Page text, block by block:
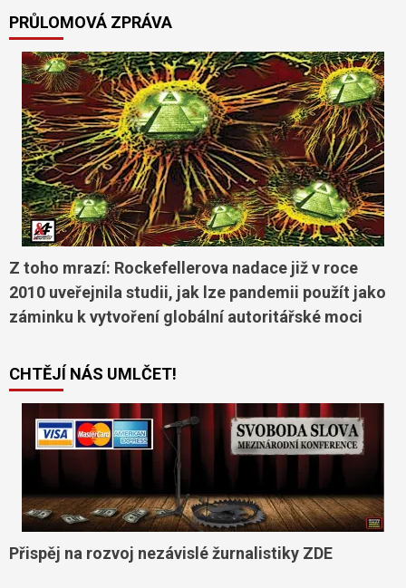
PRŮLOMOVÁ ZPRÁVA
Z toho mrazí: Rockefellerova nadace již v roce
2010 uveřejnila studii, jak lze pandemii použít jako
záminku k vytvoření globální autoritářské moci
CHTĚJÍ NÁS UMLČET!
Přispěj na rozvoj nezávislé žurnalistiky ZDE